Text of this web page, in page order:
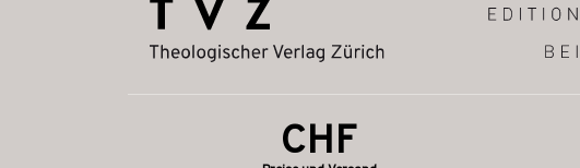
CHF